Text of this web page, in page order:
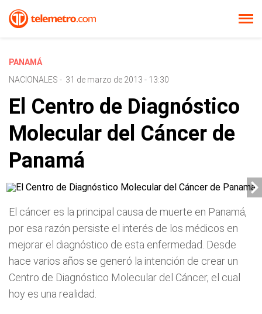
PANAMÁ
NACIONALES - 31 de marzo de 2013 - 13:30
El Centro de Diagnóstico
Molecular del Cáncer de
Panamá
El cáncer es la principal causa de muerte en Panamá,
por esa razón persiste el interés de los médicos en
mejorar el diagnóstico de esta enfermedad. Desde
hace varios años se generó la intención de crear un
Centro de Diagnóstico Molecular del Cáncer, el cual
hoy es una realidad.